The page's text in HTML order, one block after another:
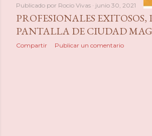
Publicado por Rocio Vivas junio 30, 2021
PROFESIONALES EXITOSOS,
PANTALLA DE CIUDAD
Compartir Publicar un comentario